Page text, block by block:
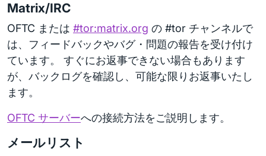
Matrix/IRC
OFTC または #tor:matrix.org の #tor チャンネルで
は、フィードバックやバグ・問題の報告を受け付け
ています。 すぐにお返事できない場合もあります
が、バックログを確認し、可能な限りお返事いたし
ます。
OFTC サーバーへの接続方法をご説明します。
メールリスト